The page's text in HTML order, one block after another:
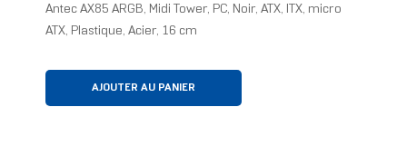
Antec AX85 ARGB, Midi Tower, PC, Noir, ATX, ITX, micro
ATX, Plastique, Acier, 16 cm
AJOUTER AU PANIER